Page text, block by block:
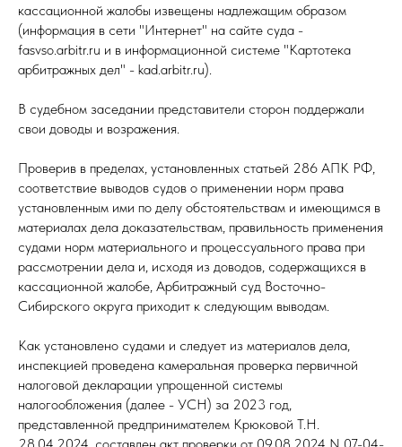
кассационной жалобы извещены надлежащим образом
(информация в сети "Интернет" на сайте суда -
fasvso.arbitr.ru и в информационной системе "Картотека
арбитражных дел" - kad.arbitr.ru).
В судебном заседании представители сторон поддержали
свои доводы и возражения.
Проверив в пределах, установленных статьей 286 АПК РФ,
соответствие выводов судов о применении норм права
установленным ими по делу обстоятельствам и имеющимся в
материалах дела доказательствам, правильность применения
судами норм материального и процессуального права при
рассмотрении дела и, исходя из доводов, содержащихся в
кассационной жалобе, Арбитражный суд Восточно-
Сибирского округа приходит к следующим выводам.
Как установлено судами и следует из материалов дела,
инспекцией проведена камеральная проверка первичной
налоговой декларации упрощенной системы
налогообложения (далее - УСН) за 2023 год,
представленной предпринимателем Крюковой Т.Н.